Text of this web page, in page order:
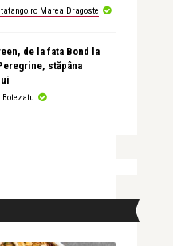
Marea Dragoste
de la fata Bond la
stăpâna